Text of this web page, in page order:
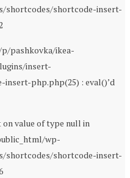
shortcodes/shortcode-insert-
pashkovka/ikea-
insert-
php.php(25) : eval()’d
value of type null in
wp-
shortcodes/shortcode-insert-